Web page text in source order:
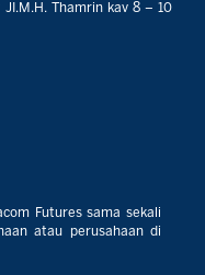
Thamrin kav 8 – 10
Futures sama sekali
atau perusahaan di